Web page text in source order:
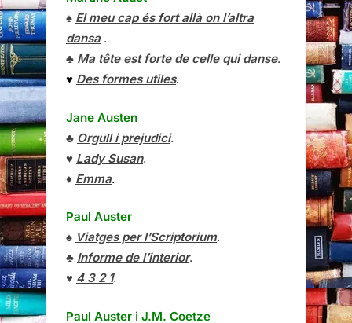
♠ El meu cap és fort allà on l’altra
dansa.
♣ Ma tête est forte de celle qui danse.
♥ Des formes utiles.
Jane Austen
♣ Orgull i prejudici.
♥ Lady Susan.
♦ Emma.
Paul Auster
♠ Viatges per l’Scriptorium.
♣ Informe de l’interior.
♥ 4 3 2 1.
Paul Auster i J.M. Coetze